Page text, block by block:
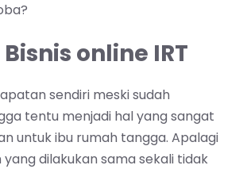
online IRT
sendiri meski sudah
tentu menjadi hal yang sangat
untuk ibu rumah tangga. Apalagi
dilakukan sama sekali tidak